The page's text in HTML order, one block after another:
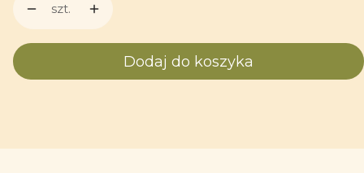
szt.
Dodaj do koszyka